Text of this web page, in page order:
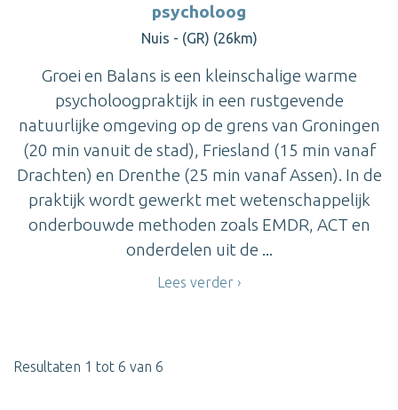
psycholoog
Nuis - (GR) (26km)
Groei en Balans is een kleinschalige warme
psycholoogpraktijk in een rustgevende
natuurlijke omgeving op de grens van Groningen
(20 min vanuit de stad), Friesland (15 min vanaf
Drachten) en Drenthe (25 min vanaf Assen). In de
praktijk wordt gewerkt met wetenschappelijk
onderbouwde methoden zoals EMDR, ACT en
onderdelen uit de ...
Lees verder
Resultaten 1 tot 6 van 6